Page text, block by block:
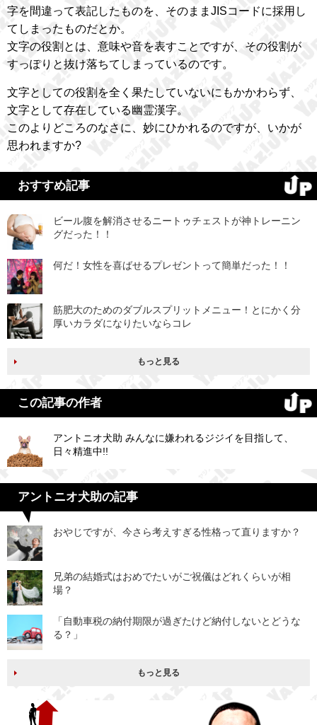
字を間違って表記したものを、そのままJISコードに採用し
てしまったものだとか。
文字の役割とは、意味や音を表すことですが、その役割が
すっぽりと抜け落ちてしまっているのです。
文字としての役割を全く果たしていないにもかかわらず、
文字として存在している幽霊漢字。
このよりどころのなさに、妙にひかれるのですが、いかが
思われますか?
おすすめ記事
ビール腹を解消させるニートゥチェストが神トレーニン
グだった！！
何だ！女性を喜ばせるプレゼントって簡単だった！！
筋肥大のためのダブルスプリットメニュー！とにかく分
厚いカラダになりたいならコレ
もっと見る
この記事の作者
アントニオ犬助 みんなに嫌われるジジイを目指して、
日々精進中!!
アントニオ犬助の記事
おやじですが、今さら考えすぎる性格って直りますか？
兄弟の結婚式はおめでたいがご祝儀はどれくらいが相
場？
「自動車税の納付期限が過ぎたけど納付しないとどうな
る？」
もっと見る